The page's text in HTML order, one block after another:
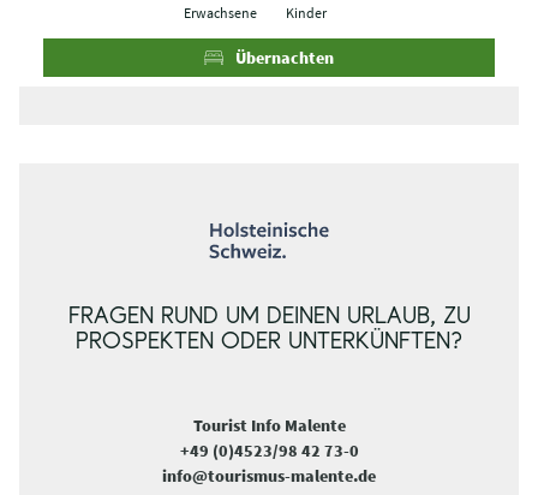
s
e
s
e
Erwachsene Kinder
Übernachten
FRAGEN RUND UM DEINEN URLAUB, ZU
PROSPEKTEN ODER UNTERKÜNFTEN?
Tourist Info Malente
+49 (0)4523/98 42 73-0
info@tourismus-malente.de